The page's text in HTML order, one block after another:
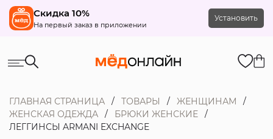
Скидка 10%
На первый заказ в приложении
Установить
ГЛАВНАЯ СТРАНИЦА ТОВАРЫ
ЖЕНЩИНАМ
ЖЕНСКАЯ ОДЕЖДА
БРЮКИ ЖЕНСКИЕ
ЛЕГГИНСЫ ARMANI EXCHANGE